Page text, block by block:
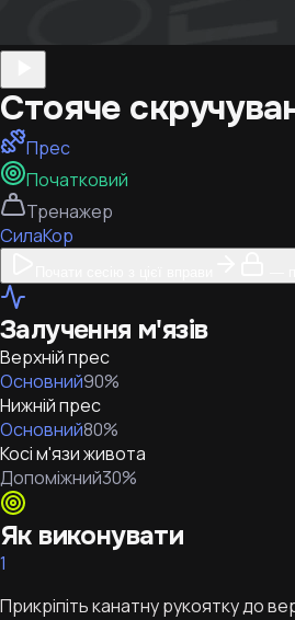
Стояче
Прес
Початковий
Тренажер
СилаКор
Залучення м'язів
Верхній прес
Основний90%
Нижній прес
Основний80%
Косі м'язи живота
Допоміжний30%
Як виконувати
1
Прикріпіть канатну рукоятку до